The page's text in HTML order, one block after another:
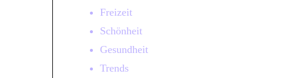
Freizeit
Schönheit
Gesundheit
Trends